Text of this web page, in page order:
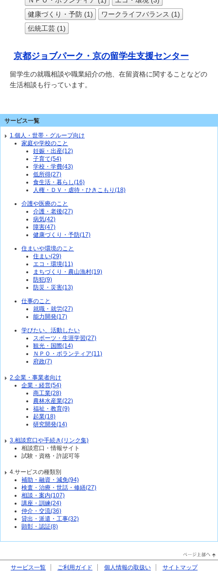
健康づくり・予防 (1)
ワークライフバランス (1)
伝統工芸 (1)
京都ジョブパーク・京の留学生支援センター
留学生の就職相談や職業紹介の他、在留資格に関することなどの
生活相談も行っています。
サービス一覧
1.個人・世帯・グループ向け
家庭や学校のこと
妊娠・出産(12)
子育て(54)
学校・学費(43)
低所得(27)
食生活・暮らし(16)
人権・ＤＶ・虐待・ひきこもり(18)
介護や医療のこと
介護・老後(27)
病気(42)
障害(47)
健康づくり・予防(17)
住まいや環境のこと
住まい(29)
エコ・環境(11)
まちづくり・農山漁村(19)
防犯(9)
防災・災害(13)
仕事のこと
就職・就労(27)
能力開発(17)
学びたい、活動したい
スポーツ・生涯学習(27)
観光・国際(14)
ＮＰＯ・ボランティア(11)
府政(7)
2.企業・事業者向け
企業・経営(54)
商工業(28)
農林水産業(22)
福祉・教育(9)
起業(18)
研究開発(14)
3.相談窓口や手続き(リンク集)
相談窓口・情報サイト
試験・資格・許認可等
4.サービスの種類別
補助・融資・減免(94)
検査・治療・世話・修繕(27)
相談・案内(107)
講座・訓練(24)
仲介・交流(36)
貸出・派遣・工事(32)
顕彰・認証(8)
PageTop↑
サービス一覧 ご利用ガイド 個人情報の取扱い サイトマップ